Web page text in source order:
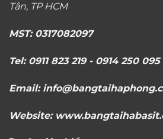
Tân, TP HCM
MST: 0317082097
Tel: 0911 823 219 - 0914 250 095
Email:
Website: